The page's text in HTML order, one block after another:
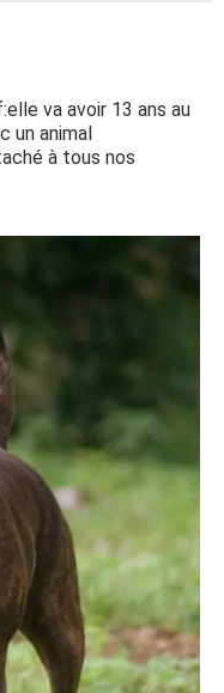
va avoir 13 ans au
un animal
à tous nos